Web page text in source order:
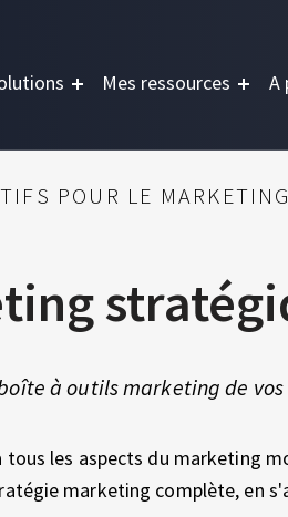
Mes ressources A
POUR LE MARKETING
à outils marketing de
les aspects du marketing
marketing complète, en